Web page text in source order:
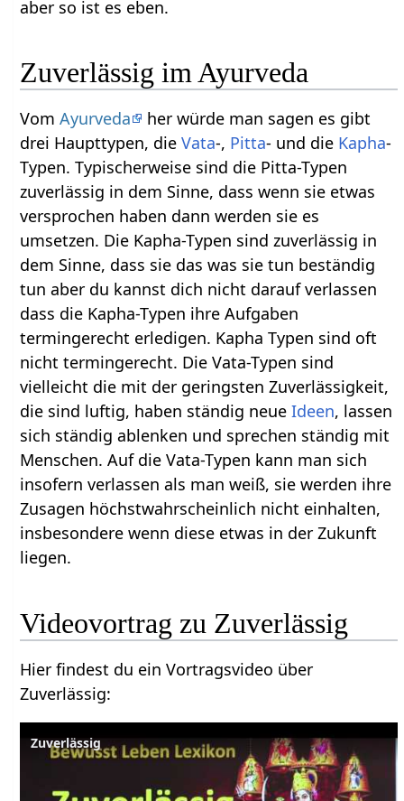
aber so ist es eben.
Zuverlässig im Ayurveda
VomAyurveda
her würde man sagen es gibt
drei Haupttypen, dieVata-, Pitta- und die Kapha-
Typen. Typischerweise sind die Pitta-Typen
zuverlässig in dem Sinne, dass wenn sie etwas
versprochen haben dann werden sie es
umsetzen. Die Kapha-Typen sind zuverlässig in
dem Sinne, dass sie das was sie tun beständig
tun aber du kannst dich nicht darauf verlassen
dass die Kapha-Typen ihre Aufgaben
termingerecht erledigen. Kapha Typen sind oft
nicht termingerecht. Die Vata-Typen sind
vielleicht die mit der geringsten Zuverlässigkeit,
die sind luftig, haben ständig neueIdeen, lassen
sich ständig ablenken und sprechen ständig mit
Menschen. Auf die Vata-Typen kann man sich
insofern verlassen als man weiß, sie werden ihre
Zusagen höchstwahrscheinlich nicht einhalten,
insbesondere wenn diese etwas in der Zukunft
liegen.
Hier findest du ein Vortragsvideo über
Zuverlässig‏‎:
Zuverlässig